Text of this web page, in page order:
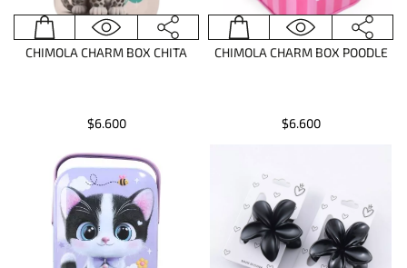
CHIMOLA CHARM BOX CHITA
$6.600
CHIMOLA CHARM BOX POODLE
$6.600